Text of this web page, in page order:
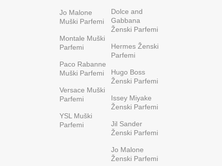
Jo Malone
Muški Parfemi
Montale Muški
Parfemi
Paco Rabanne
Muški Parfemi
Versace Muški
Parfemi
YSL Muški
Parfemi
Dolce and
Gabbana
Ženski Parfemi
Hermes Ženski
Parfemi
Hugo Boss
Ženski Parfemi
Issey Miyake
Ženski Parfemi
Jil Sander
Ženski Parfemi
Jo Malone
Ženski Parfemi